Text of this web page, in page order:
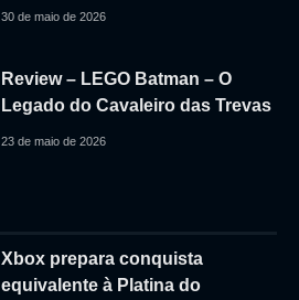
30 de maio de 2026
Review – LEGO Batman – O
Legado do Cavaleiro das Trevas
23 de maio de 2026
Xbox prepara conquista
equivalente à Platina do